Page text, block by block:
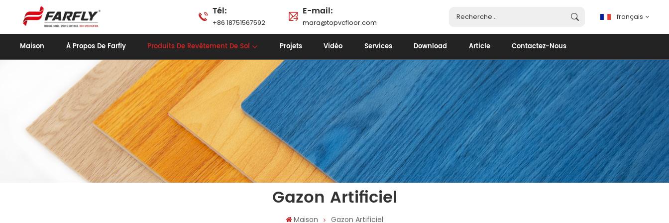
Tél:
+86 18751567592
E-mail:
mara@topvcfloor.com
français
français
English
español
português
العربية
Maison À Propos De Farfly Produits De Revêtement De Sol Projets Vidéo Services Download Article Contactez-Nous
Gazon Artificiel
Maison Gazon Artificiel